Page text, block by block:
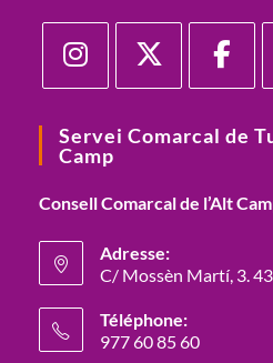
dans
onglet
dans
onglet
dans
onglet
Servei Comarcal de
Camp
Consell Comarcal de l’Alt
Adresse:
C/ Mossèn Martí, 3.
dans
un
Téléphone:
977 60 85 60